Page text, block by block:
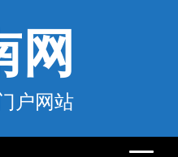
网
户网站